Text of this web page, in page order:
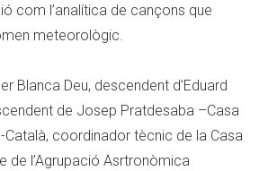
com l’analítica de cançons que
meteorològic.
Blanca Deu, descendent d’Eduard
de Josep Pratdesaba –Casa
Català, coordinador tècnic de la Casa
de l’Agrupació Asrtronòmica